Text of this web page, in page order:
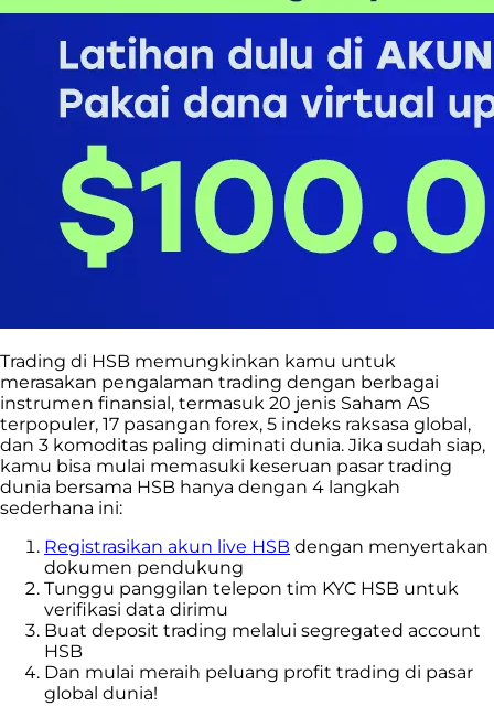
Trading di HSB memungkinkan kamu untuk
merasakan pengalaman trading dengan berbagai
instrumen finansial, termasuk 20 jenis Saham AS
terpopuler, 17 pasangan forex, 5 indeks raksasa global,
dan 3 komoditas paling diminati dunia. Jika sudah siap,
kamu bisa mulai memasuki keseruan pasar trading
dunia bersama HSB hanya dengan 4 langkah
sederhana ini:
Registrasikan akun live HSB dengan menyertakan
dokumen pendukung
Tunggu panggilan telepon tim KYC HSB untuk
verifikasi data dirimu
Buat deposit trading melalui segregated account
HSB
Dan mulai meraih peluang profit trading di pasar
global dunia!